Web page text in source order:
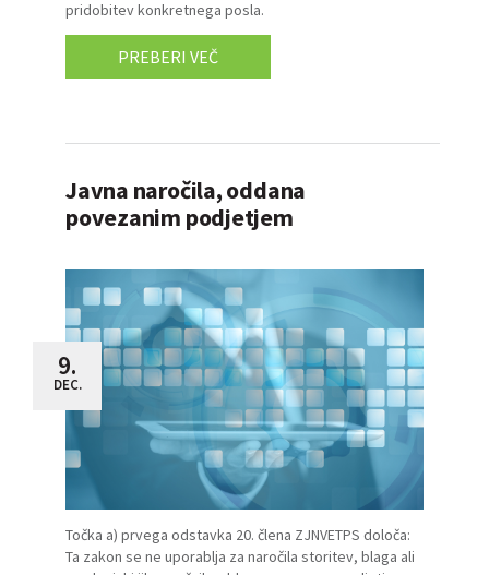
pridobitev konkretnega posla.
PREBERI VEČ
Javna naročila, oddana
povezanim podjetjem
9.
DEC.
Točka a) prvega odstavka 20. člena ZJNVETPS določa:
Ta zakon se ne uporab­lja za naročila storitev, blaga ali